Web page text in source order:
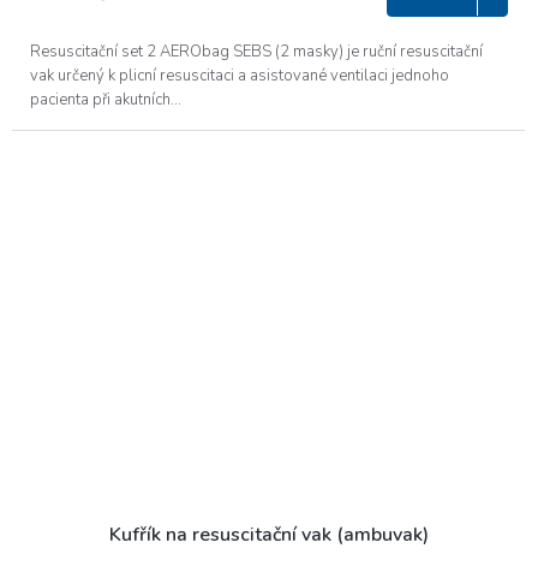
Resuscitační set 2 AERObag SEBS (2 masky) je ruční resuscitační
vak určený k plicní resuscitaci a asistované ventilaci jednoho
pacienta při akutních...
Kufřík na resuscitační vak (ambuvak)